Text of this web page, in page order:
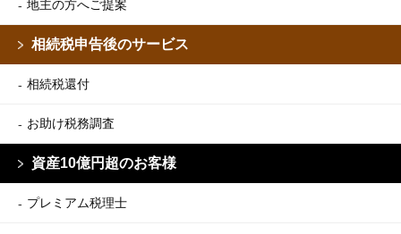
地主の方へご提案
相続税申告後のサービス
相続税還付
お助け税務調査
資産10億円超のお客様
プレミアム税理士